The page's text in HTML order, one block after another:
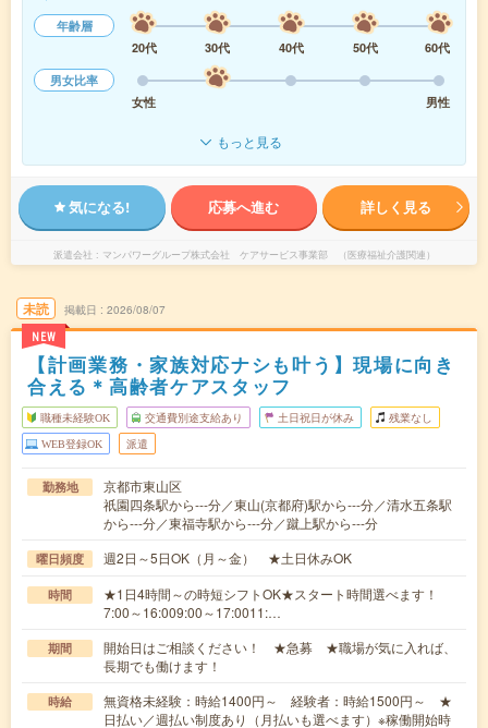
年齢層
20代
30代 40代 50代
60代
男女比率
女性
男性
もっと見る
気になる! 応募へ進む 詳しく見る
派遣会社 マンパワーグループ株式会社 ケアサービス事業部 （医療福祉介護関連）
未読
NEW
掲載日 2026/08/07
【計画業務・家族対応ナシも叶う】現場に向き
合える＊高齢者ケアスタッフ
職種未経験OK 交通費別途支給あり 土日祝日が休み 残業なし
WEB登録OK 派遣
勤務地
京都市東山区
祇園四条駅から---分／東山(京都府)駅から---分／清水五条駅
から---分／東福寺駅から---分／蹴上駅から---分
曜日頻度 週2日～5日OK（月～金） ★土日休みOK
時間
★1日4時間～の時短シフトOK★スタート時間選べます！
7:00～16:009:00～17:0011:…
期間
開始日はご相談ください！ ★急募 ★職場が気に入れば、
長期でも働けます！
時給
無資格未経験：時給1400円～ 経験者：時給1500円～ ★
日払い／週払い制度あり（月払いも選べます）※稼働開始時